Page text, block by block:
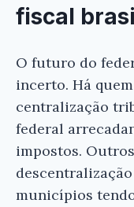
fiscal
O futuro do
incerto. Há
centralização
federal
impostos.
municípios